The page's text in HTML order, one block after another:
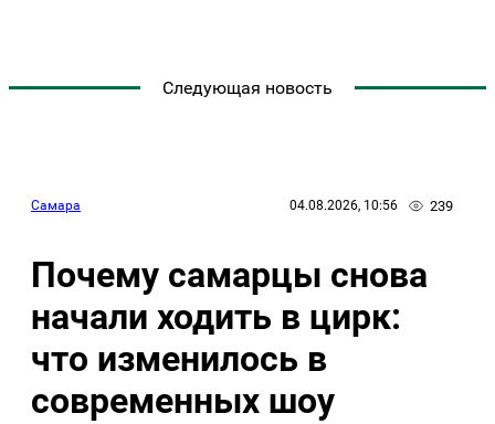
Следующая новость
Самара 04.08.2026, 10:56 239
Почему самарцы снова
начали ходить в цирк:
что изменилось в
современных шоу